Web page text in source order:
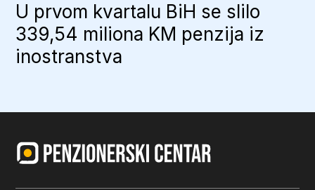
U prvom kvartalu BiH se slilo
339,54 miliona KM penzija iz
inostranstva